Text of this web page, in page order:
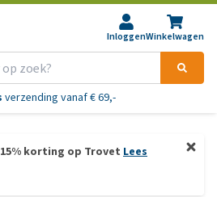
InloggenWinkelwagen
verzending vanaf € 69,-
korting op Trovet Lees